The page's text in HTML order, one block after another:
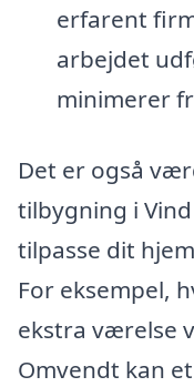
erfarent
arbejdet
minimerer
Det er også
tilbygning i
tilpasse dit
For eksempel,
ekstra værelse
Omvendt kan